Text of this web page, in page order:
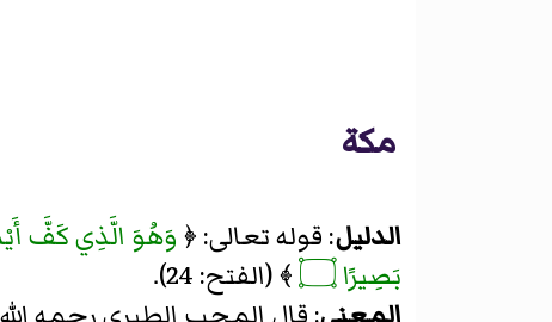
مكة
الدليل: قوله تعالى: ﴿ وَهُوَ الَّذِي كَفَّ
بَصِيرًا ۝
﴾ (الفتح: 24).